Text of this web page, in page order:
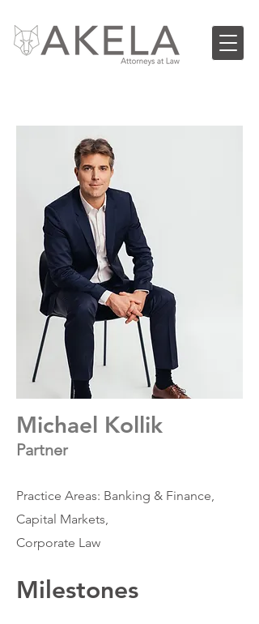
Michael Kollik
Partner
Practice Areas: Banking & Finance,
Capital Markets,
Corporate Law
Milestones